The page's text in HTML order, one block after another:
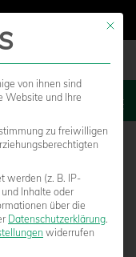
Mit
von ihnen sind
Website und Ihre
zu freiwilligen
werden (z. B. IP-
Inhalte oder
über die
Datenschutzerklärung.
widerrufen